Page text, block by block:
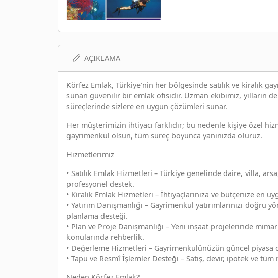
AÇIKLAMA
Körfez Emlak, Türkiye’nin her bölgesinde satılık ve kiralık
sunan güvenilir bir emlak ofisidir. Uzman ekibimiz, yılların
süreçlerinde sizlere en uygun çözümleri sunar.
Her müşterimizin ihtiyacı farklıdır; bu nedenle kişiye özel
gayrimenkul olsun, tüm süreç boyunca yanınızda oluruz.
Hizmetlerimiz
• Satılık Emlak Hizmetleri – Türkiye genelinde daire, villa,
profesyonel destek.
• Kiralık Emlak Hizmetleri – İhtiyaçlarınıza ve bütçenize en
• Yatırım Danışmanlığı – Gayrimenkul yatırımlarınızı
planlama desteği.
• Plan ve Proje Danışmanlığı – Yeni inşaat projelerinde
konularında rehberlik.
• Değerleme Hizmetleri – Gayrimenkulünüzün güncel
• Tapu ve Resmî İşlemler Desteği – Satış, devir, ipotek ve